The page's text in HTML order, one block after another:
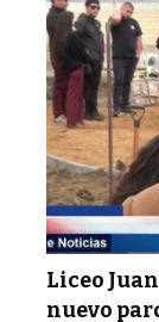
Liceo
nuevo